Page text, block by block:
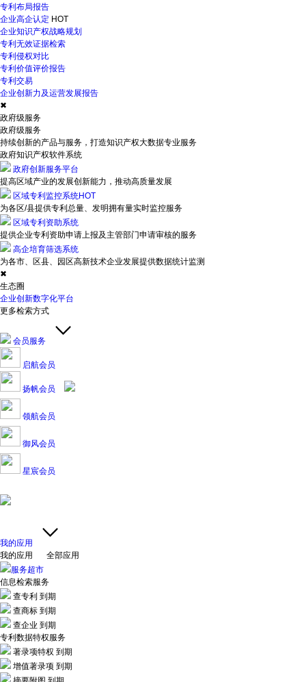
专利布局报告
企业高企认定 HOT
企业知识产权战略规划
专利无效证据检索
专利侵权对比
专利价值评价报告
专利交易
企业创新力及运营发展报告
✖
政府级服务
政府级服务
持续创新的产品与服务，打造知识产权大数据专业服务
政府知识产权软件系统
政府创新服务平台
提高区域产业的发展创新能力，推动高质量发展
区域专利监控系统HOT
为各区/县提供专利总量、发明拥有量实时监控服务
区域专利资助系统
提供企业专利资助申请上报及主管部门申请审核的服务
高企培育筛选系统
为各市、区县、园区高新技术企业发展提供数据统计监测
✖
生态圈
企业创新数字化平台
更多检索方式
会员服务
启航会员
扬帆会员
领航会员
御风会员
星宸会员
我的应用
我的应用
全部应用
服务超市
信息检索服务
查专利 到期
查商标 到期
查企业 到期
专利数据特权服务
著录项特权 到期
增值著录项 到期